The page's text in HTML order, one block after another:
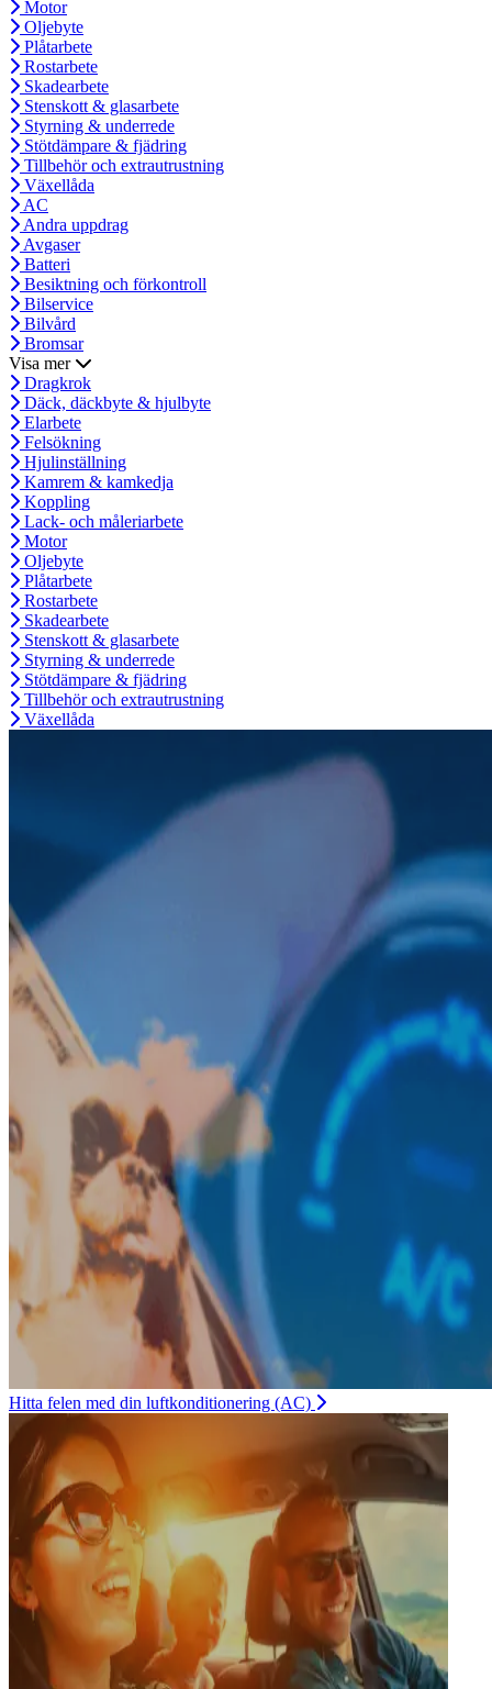
Motor
Oljebyte
Plåtarbete
Rostarbete
Skadearbete
Stenskott & glasarbete
Styrning & underrede
Stötdämpare & fjädring
Tillbehör och extrautrustning
Växellåda
AC
Andra uppdrag
Avgaser
Batteri
Besiktning och förkontroll
Bilservice
Bilvård
Bromsar
Visa mer
Dragkrok
Däck, däckbyte & hjulbyte
Elarbete
Felsökning
Hjulinställning
Kamrem & kamkedja
Koppling
Lack- och måleriarbete
Motor
Oljebyte
Plåtarbete
Rostarbete
Skadearbete
Stenskott & glasarbete
Styrning & underrede
Stötdämpare & fjädring
Tillbehör och extrautrustning
Växellåda
Hitta felen med din luftkonditionering (AC)